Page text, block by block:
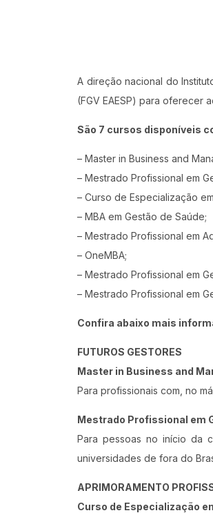
A direção nacional do
(FGV EAESP) para oferecer
São 7 cursos disponíveis
– Master in Business and
– Mestrado Profissional em
– Curso de Especialização
– MBA em Gestão de Saúde;
– Mestrado Profissional em
– OneMBA;
– Mestrado Profissional em
– Mestrado Profissional em
Confira abaixo mais
FUTUROS GESTORES
Master in Business and
Para profissionais com, no
Mestrado Profissional em
Para pessoas no início da
universidades de fora do
APRIMORAMENTO
Curso de Especialização